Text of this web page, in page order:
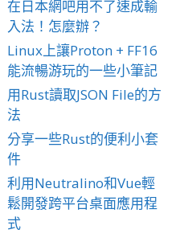
在日本網吧用不了速成輸
入法！怎麼辦？
Linux上讓Proton + FF16
能流暢游玩的一些小筆記
用Rust讀取JSON File的方
法
分享一些Rust的便利小套
件
利用Neutralino和Vue輕
鬆開發跨平台桌面應用程
式